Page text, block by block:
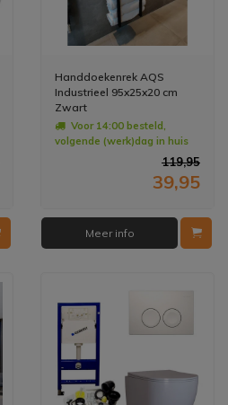
Handdoekenrek AQS
Industrieel 95x25x20 cm
Zwart
Voor 14:00 besteld,
volgende (werk)dag in huis
119,95
39,95
Meer info